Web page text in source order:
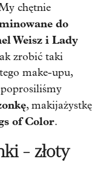
chętnie
do
Weisz i Lady
zrobić taki
make-upu,
, makijażystkę
of Color.
- złoty